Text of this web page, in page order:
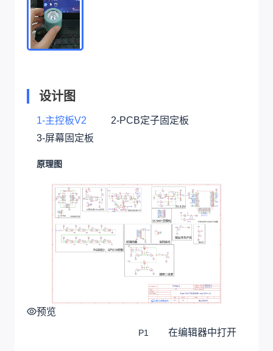
设计图
1-主控板V2
2-PCB定子固定板
3-屏幕固定板
原理图
预览
P1 在编辑器中打开